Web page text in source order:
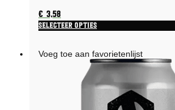
€3,58
Selecteer opties
Voeg toe aan favorietenlijst